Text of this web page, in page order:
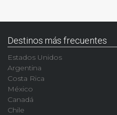
Destinos más frecuentes
Estados Unidos
Argentina
Costa Rica
México
Canadá
Chile